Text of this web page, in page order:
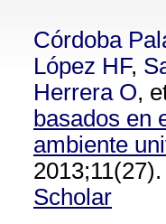
Córdoba
López HF,
Herrera O,
basados en
ambiente
2013;11(27).
Scholar